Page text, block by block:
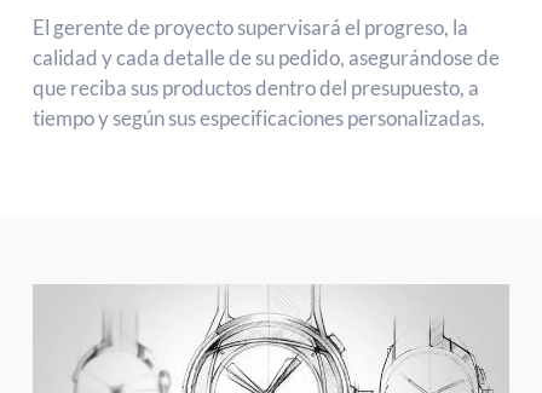
El gerente de proyecto supervisará el progreso, la
calidad y cada detalle de su pedido, asegurándose de
que reciba sus productos dentro del presupuesto, a
tiempo y según sus especificaciones personalizadas.